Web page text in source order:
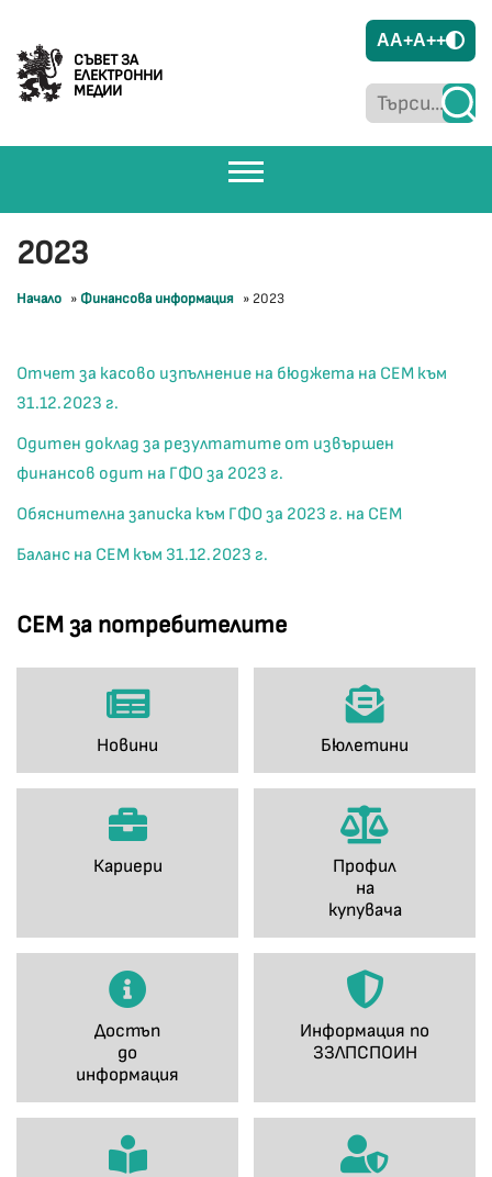
СЪВЕТ ЗА
ЕЛЕКТРОННИ
МЕДИИ
AA+A++
СЕМ за потребителите
Новини Бюлетини
Кариери
Профил
на
купувача
Достъп
до
информация
Информация по
ЗЗЛПСПОИН
2023
Начало » Финансова информация » 2023
Отчет за касово изпълнение на бюджета на СЕМ към
31.12.2023 г.
Одитен доклад за резултатите от извършен
финансов одит на ГФО за 2023 г.
Обяснителна записка към ГФО за 2023 г. на СЕМ
Баланс на СЕМ към 31.12.2023 г.